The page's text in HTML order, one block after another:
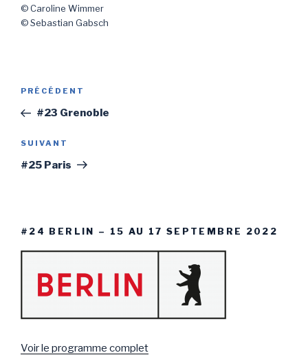
© Caroline Wimmer
© Sebastian Gabsch
Navigation
l’article
Article
précédent
PRÉCÉDENT
#23 Grenoble
Article
suivant
SUIVANT
#25 Paris
#24 BERLIN – 15 AU 17 SEPTEMBRE 2022
Voir le programme complet